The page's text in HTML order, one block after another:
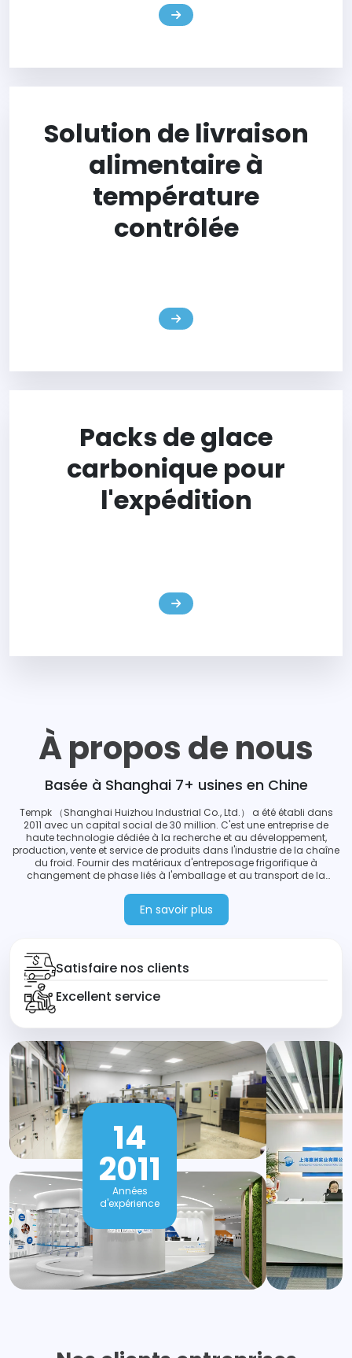
Solution de livraison
alimentaire à
température
contrôlée
Packs de glace
carbonique pour
l'expédition
14
2011
Années
d'expérience
À propos de nous
Basée à Shanghai 7+ usines en Chine
Tempk （Shanghai Huizhou Industrial Co., Ltd.） a été établi dans
2011 avec un capital social de 30 million. C'est une entreprise de
haute technologie dédiée à la recherche et au développement,
production, vente et service de produits dans l'industrie de la chaîne
du froid. Fournir des matériaux d'entreposage frigorifique à
changement de phase liés à l'emballage et au transport de la
produits d'isolation pour aliments frais et services de vérification du
contrôle de température pour les grands groupes pharmaceutiques
et les entreprises de commerce électronique de produits frais.
En savoir plus
Satisfaire nos clients
Excellent service